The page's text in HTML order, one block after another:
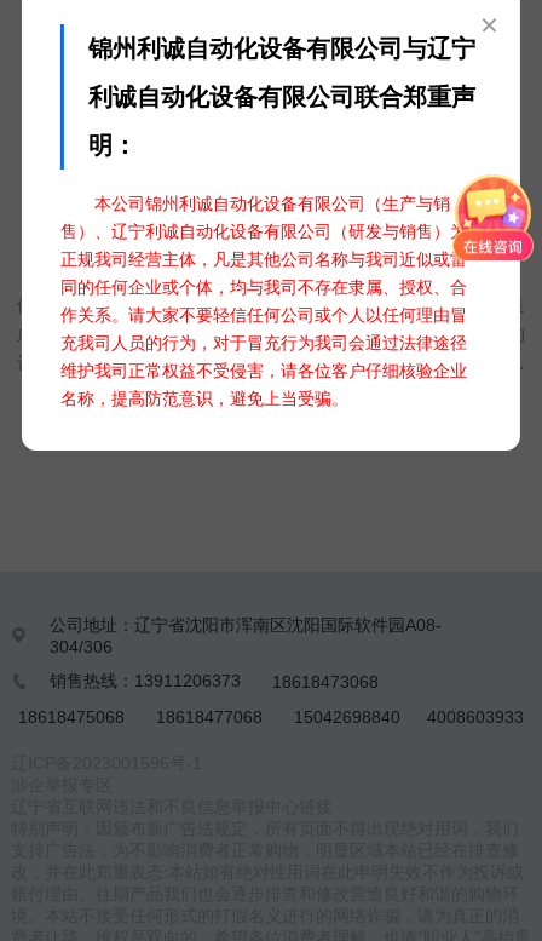
×
锦州利诚自动化设备有限公司与辽宁
利诚自动化设备有限公司联合郑重声
明：
本公司锦州利诚自动化设备有限公司（生产与销
售）、辽宁利诚自动化设备有限公司（研发与销售）为
正规我司经营主体，凡是其他公司名称与我司近似或雷
同的任何企业或个体，均与我司不存在隶属、授权、合
作关系。请大家不要轻信任何公司或个人以任何理由冒
充我司人员的行为，对于冒充行为我司会通过法律途径
维护我司正常权益不受侵害，请各位客户仔细核验企业
名称，提高防范意识，避免上当受骗。
便携式环境监测仪 DC系列
便携式自动气象站是一款便于携带，使用方便，测量精度高，集
成多项气象要素的可移动观测系统。该系统采用新型一体化结构
设计，做工精良，可采集温度、湿度、风向、风速、太阳辐射、
雨量、气压、光照度、土壤温度、土壤湿度、露点等多项信息并
件更可以实现网络远程数据传输和网络实时气象状况监测，是一

公司地址：辽宁省沈阳市浑南区沈阳国际软件园A08-
304/306
 销售热线：13911206373
18618473068
18618475068
18618477068 15042698840 4008603933